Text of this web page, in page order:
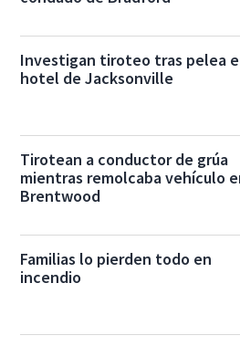
Investigan tiroteo tras pelea
hotel de Jacksonville
Tirotean a conductor de grúa
mientras remolcaba vehículo
Brentwood
Familias lo pierden todo en
incendio